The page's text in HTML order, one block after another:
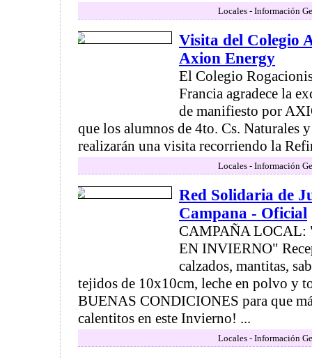
Locales - Información
Visita del Colegio
Axion Energy
El Colegio
Francia agradece la
de manifiesto por
que los alumnos de 4to. Cs. Naturales
realizarán una visita recorriendo la
Locales - Información
Red Solidaria de
Campana - Oficial
CAMPAÑA LOCAL:
EN INVIERNO"
calzados, mantitas,
tejidos de 10x10cm, leche en polvo y
BUENAS CONDICIONES para que
calentitos en este Invierno! ...
Locales - Información